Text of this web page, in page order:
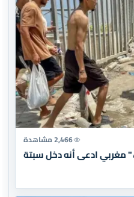
2,466 مشاهدة
مغربي ادعى أنه دخل سبتة